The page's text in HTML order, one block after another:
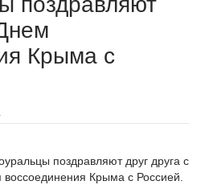
Крыма с
поздравляют друг друга с
Крыма с Россией.